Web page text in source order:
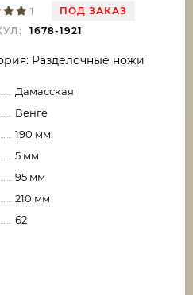
1
ПОД ЗАКАЗ
1678-1921
Разделочные ножи
Дамасская
Венге
190 мм
5 мм
95 мм
210 мм
62